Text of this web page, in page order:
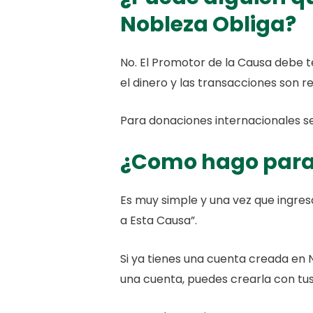
Nobleza Obliga?
No. El Promotor de la Causa
el dinero y las transacciones son
Para donaciones internacionales
¿Como hago
Es muy simple y una vez que
a Esta Causa”.
Si ya tienes una cuenta creada en
una cuenta, puedes crearla con